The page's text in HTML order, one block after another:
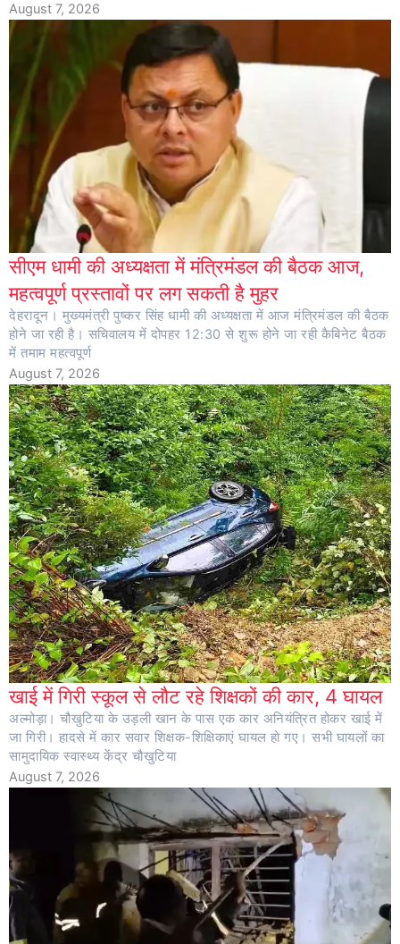
August 7, 2026
सीएम धामी की अध्यक्षता में मंत्रिमंडल की बैठक आज,
महत्वपूर्ण प्रस्तावों पर लग सकती है मुहर
देहरादून। मुख्यमंत्री पुष्कर सिंह धामी की अध्यक्षता में आज मंत्रिमंडल की बैठक
होने जा रही है। सचिवालय में दोपहर 12:30 से शुरू होने जा रही कैबिनेट बैठक
में तमाम महत्वपूर्ण
August 7, 2026
खाई में गिरी स्कूल से लौट रहे शिक्षकों की कार, 4 घायल
अल्मोड़ा। चौखुटिया के उड़ली खान के पास एक कार अनियंत्रित होकर खाई में
जा गिरी। हादसे में कार सवार शिक्षक-शिक्षिकाएं घायल हो गए। सभी घायलों का
सामुदायिक स्वास्थ्य केंद्र चौखुटिया
August 7, 2026